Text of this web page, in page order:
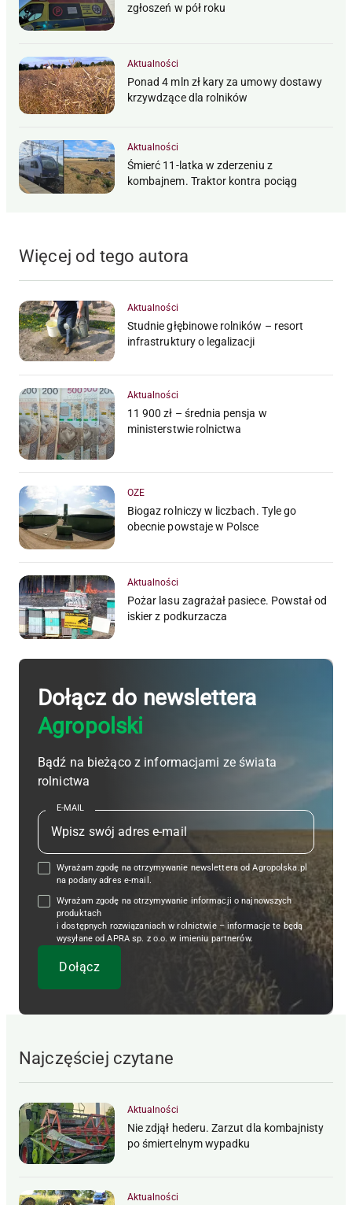
zgłoszeń w pół roku
Aktualności
Ponad 4 mln zł kary za umowy dostawy
krzywdzące dla rolników
Aktualności
Śmierć 11-latka w zderzeniu z
kombajnem. Traktor kontra pociąg
Więcej od tego autora
Aktualności
Studnie głębinowe rolników – resort
infrastruktury o legalizacji
Aktualności
11 900 zł – średnia pensja w
ministerstwie rolnictwa
OZE
Biogaz rolniczy w liczbach. Tyle go
obecnie powstaje w Polsce
Aktualności
Pożar lasu zagrażał pasiece. Powstał od
iskier z podkurzacza
Dołącz do newslettera
Agropolski
Bądź na bieżąco z informacjami ze świata
rolnictwa
E-MAIL
Wyrażam zgodę na otrzymywanie newslettera od Agropolska.pl
na podany adres e-mail.
Wyrażam zgodę na otrzymywanie informacji o najnowszych
produktach
i dostępnych rozwiązaniach w rolnictwie – informacje te będą
wysyłane od APRA sp. z o.o. w imieniu partnerów.
Najczęściej czytane
Aktualności
Nie zdjął hederu. Zarzut dla kombajnisty
po śmiertelnym wypadku
Aktualności